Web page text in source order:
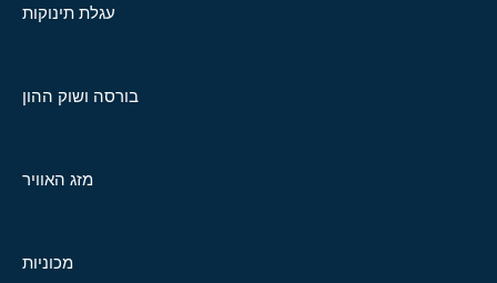
עגלת תינוקות
בורסה ושוק ההון
מזג האוויר
מכוניות